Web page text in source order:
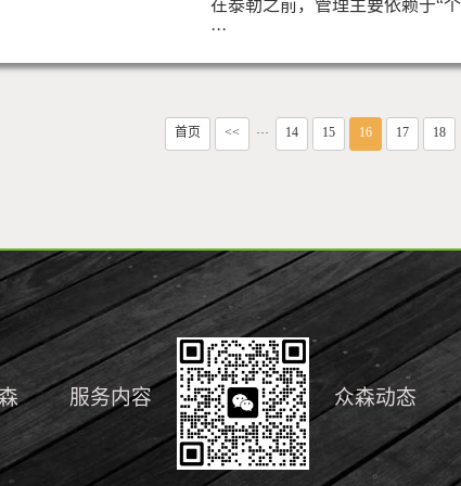
在泰勒之前，管理主要依赖于“
···
首页 << ··· 14 15 16 17 18
服务内容 众森动态